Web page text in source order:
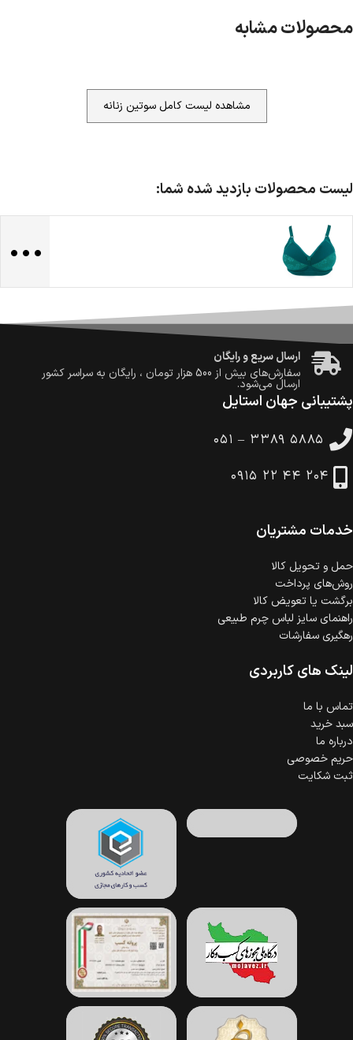
محصولات مشابه
مشاهده لیست کامل سوتین زنانه
لیست محصولات بازدید شده شما:
...
ضمانت اصالت کالا
گارانتی معتبر برای تمامی محصولات ارائه می‌شود.
ارسال سریع و رایگان
سفارش‌های بیش از 500 هزار تومان ، رایگان به سراسر کشور
ارسال می‌شود.
ضمانت بازگشت کالا
در هنگام خرید محصول، امکان انتخاب پرداخت در محل
وجود دارد.
است.
گارانتی معتبر برای تمامی محصولات ارائه می‌شود.
پشتیبانی جهان استایل
۰۵۱ – ۳۳۸۹ ۵۸۸۵
۰۹۱۵ ۲۲ ۴۴ ۲۰۴
خدمات مشتریان
حمل‌ و تحویل کالا
روش‌های پرداخت
برگشت یا تعویض کالا
راهنمای سایز لباس چرم طبیعی
رهگیری سفارشات
لینک های کاربردی
تماس با ما
سبد خرید
درباره ما
حریم خصوصی
ثبت شکایت